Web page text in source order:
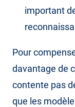
important
Pour
davantage de
contente pas
que les